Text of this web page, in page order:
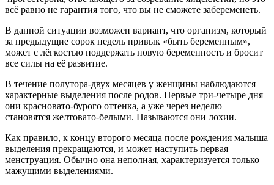
всё равно не гарантия того, что вы не сможете забеременеть.
В данной ситуации возможен вариант, что организм, который
за предыдущие сорок недель привык «быть беременным»,
может с лёгкостью поддержать новую беременность и бросит
все силы на её развитие.
В течение полутора-двух месяцев у женщины наблюдаются
характерные выделения после родов. Первые три-четыре дня
они красновато-бурого оттенка, а уже через неделю
становятся желтовато-белыми. Называются они лохии.
Как правило, к концу второго месяца после рождения малыша
выделения прекращаются, и может наступить первая
менструация. Обычно она неполная, характеризуется только
мажущими выделениями.